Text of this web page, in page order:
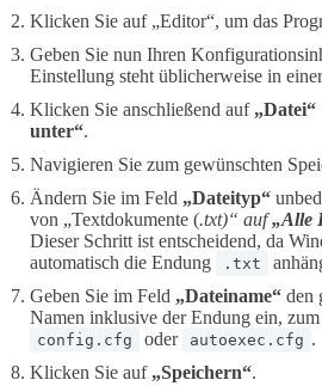
Klicken Sie auf „Editor“, um das
Geben Sie nun Ihren
Einstellung steht üblicherweise in
Klicken Sie anschließend auf „Datei“
unter“.
Navigieren Sie zum gewünschten
Ändern Sie im Feld „Dateityp“
von „Textdokumente (.txt)“ auf„Alle
Dieser Schritt ist entscheidend, da
automatisch die Endung
.txt
Geben Sie im Feld „Dateiname“ den
Namen inklusive der Endung ein,
config.cfg oder autoexec.cfg .
Klicken Sie auf „Speichern“.